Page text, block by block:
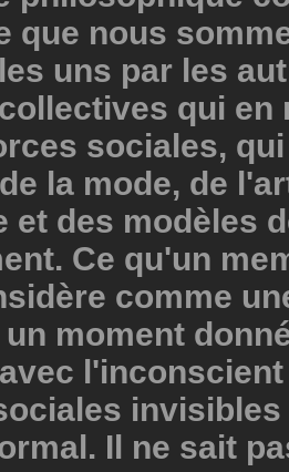
que nous
uns par les
qui en
sociales,
la mode, de
et des modèles
Ce qu'un
comme
moment
Il ne sait